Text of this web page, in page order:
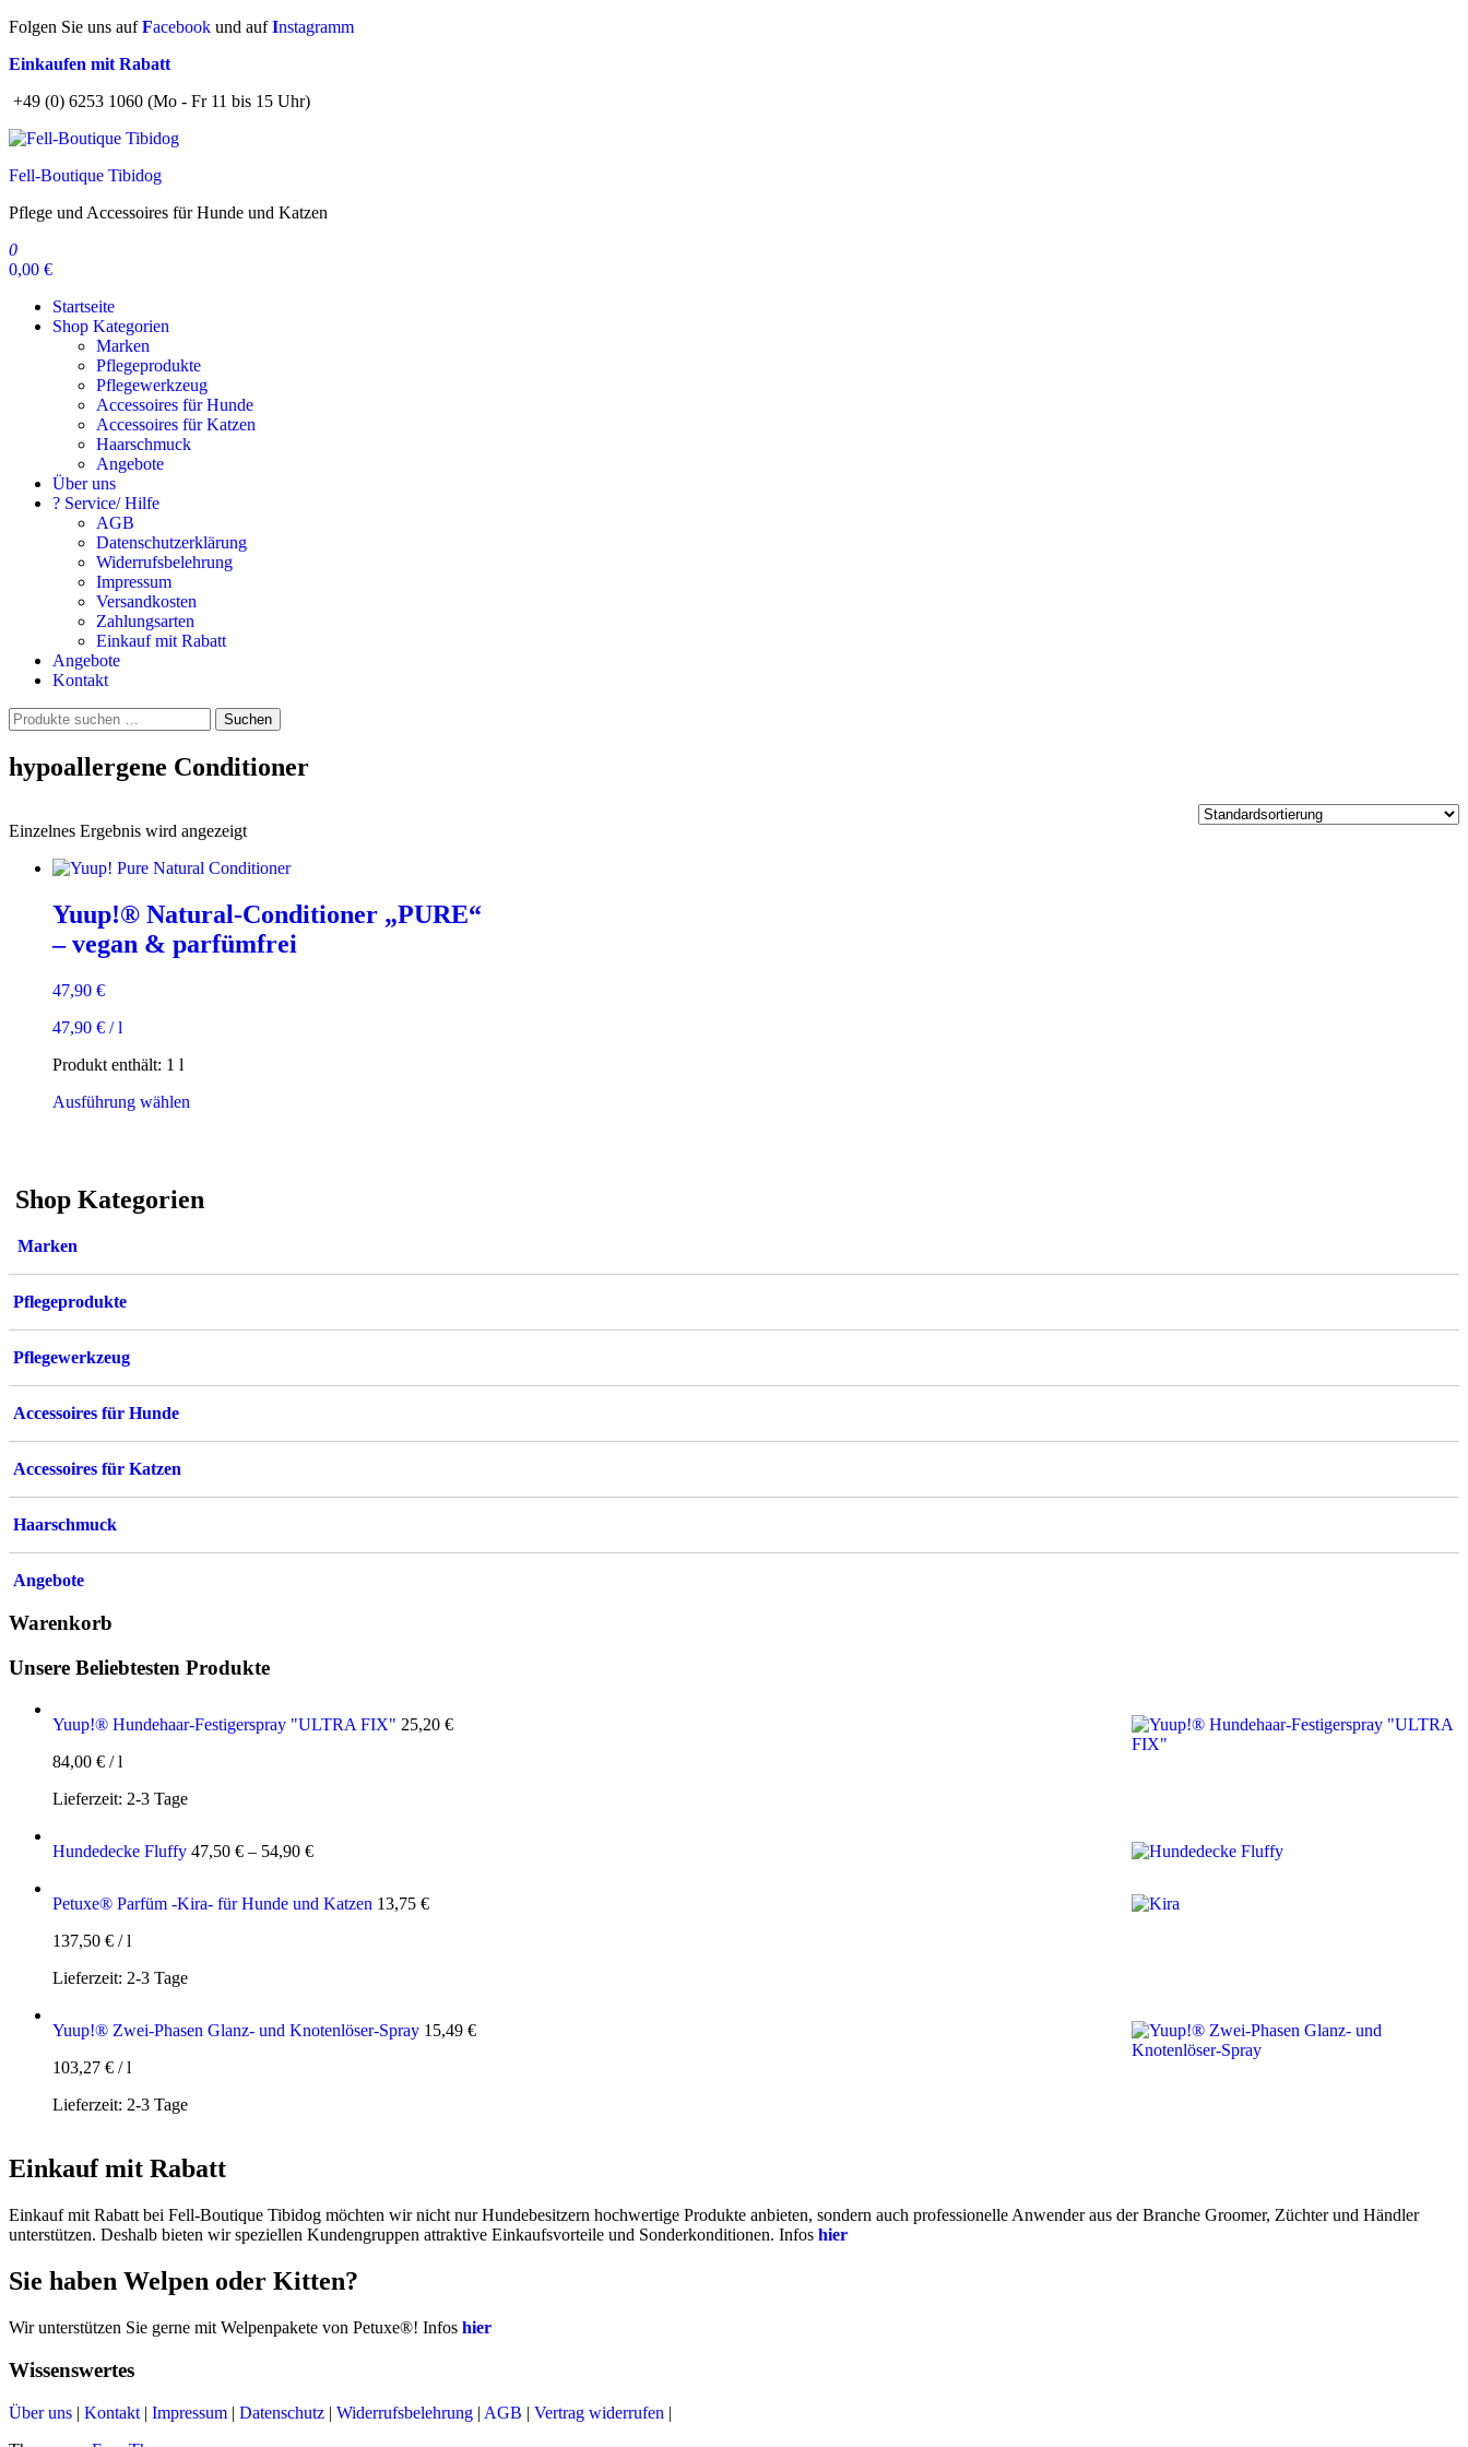
Zum
springen
Folgen Sie uns aufFacebook und aufInstagramm
Einkaufen mit Rabatt
+49 (0) 6253 1060 (Mo - Fr 11 bis 15 Uhr)
Fell-Boutique Tibidog
Pflege und Accessoires für Hunde und Katzen
0
0,00 €
Startseite
Shop Kategorien
Marken
Pflegeprodukte
Pflegewerkzeug
Accessoires für Hunde
Accessoires für Katzen
Haarschmuck
Angebote
Über uns
? Service/ Hilfe
AGB
Datenschutzerklärung
Widerrufsbelehrung
Impressum
Versandkosten
Zahlungsarten
Einkauf mit Rabatt
Angebote
Kontakt
Suchen
nach:
Suchen
hypoallergene Conditioner
Einzelnes Ergebnis wird angezeigt
Yuup!® Natural-Conditioner „PURE“
– vegan & parfümfrei
47,90 €
47,90 € /l
Produkt enthält: 1 l
Ausführung wählen
auf.
auf
gewählt
Shop Kategorien
Marken
Pflegeprodukte
Pflegewerkzeug
Accessoires für Hunde
Accessoires für Katzen
Haarschmuck
Angebote
Warenkorb
Unsere Beliebtesten Produkte
Yuup!® Hundehaar-Festigerspray "ULTRA FIX" 25,20 €
84,00 € /l
Lieferzeit: 2-3 Tage
Hundedecke Fluffy 47,50 € – 54,90 €
Petuxe® Parfüm -Kira- für Hunde und Katzen 13,75 €
137,50 € /l
Lieferzeit: 2-3 Tage
Yuup!® Zwei-Phasen Glanz- und Knotenlöser-Spray 15,49 €
103,27 € /l
Lieferzeit: 2-3 Tage
Einkauf mit Rabatt
Einkauf mit Rabatt bei Fell-Boutique Tibidog möchten wir nicht nur Hundebesitzern hochwertige Produkte anbieten, sondern auch professionelle Anwender aus der Branche Groomer, Züchter und Händler
unterstützen. Deshalb bieten wir speziellen Kundengruppen attraktive Einkaufsvorteile und Sonderkonditionen. Infos hier
Sie haben Welpen oder Kitten?
Wir unterstützen Sie gerne mit Welpenpakete von Petuxe®! Infos hier
Wissenswertes
Über uns | Kontakt | Impressum | Datenschutz | Widerrufsbelehrung | AGB | Vertrag widerrufen |